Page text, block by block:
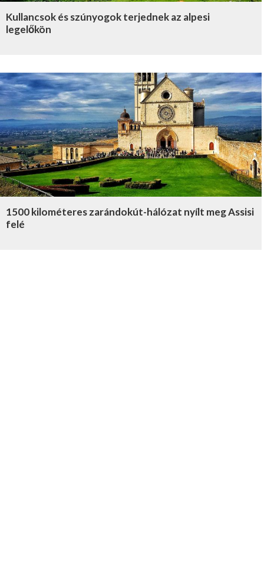
Kullancsok és szúnyogok terjednek az alpesi
legelőkön
1500 kilométeres zarándokút-hálózat nyílt meg Assisi
felé